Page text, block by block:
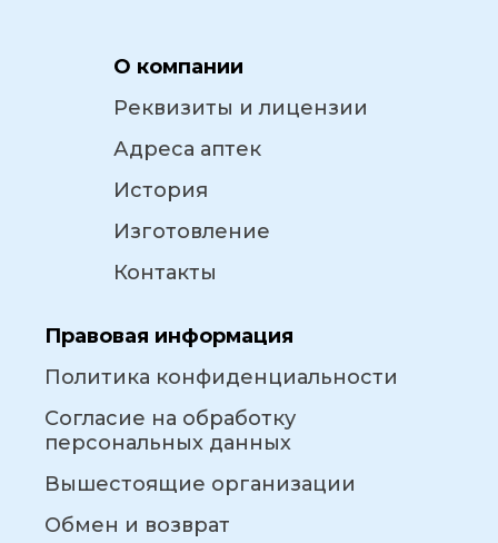
О компании
Реквизиты и лицензии
Адреса аптек
История
Изготовление
Контакты
Правовая информация
Политика конфиденциальности
Согласие на обработку
персональных данных
Вышестоящие организации
Обмен и возврат